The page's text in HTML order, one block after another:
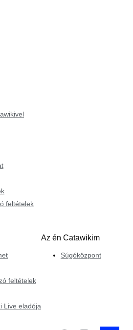
feltételek
feltételek
Live eladója
Az én Catawikim
Súgóközpont